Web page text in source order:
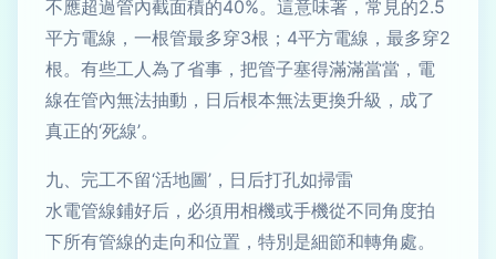
不應超過管內截面積的40%。這意味著，常見的2.5
平方電線，一根管最多穿3根；4平方電線，最多穿2
根。有些工人為了省事，把管子塞得滿滿當當，電
線在管內無法抽動，日后根本無法更換升級，成了
真正的‘死線’。
九、完工不留‘活地圖’，日后打孔如掃雷
水電管線鋪好后，必須用相機或手機從不同角度拍
下所有管線的走向和位置，特別是細節和轉角處。